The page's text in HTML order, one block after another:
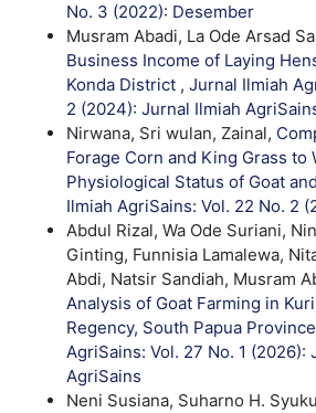
No. 3 (2022): Desember
Musram Abadi, La Ode Arsad
Business Income of Laying
Konda District , Jurnal Ilmiah
2 (2024): Jurnal Ilmiah
Nirwana, Sri wulan, Zainal,
Forage Corn and King Grass to
Physiological Status of Goat
Ilmiah AgriSains: Vol. 22 No. 2
Abdul Rizal, Wa Ode Suriani,
Ginting, Funnisia Lamalewa,
Abdi, Natsir Sandiah, Musram
Analysis of Goat Farming in
Regency, South Papua Province
AgriSains: Vol. 27 No. 1 (2026):
AgriSains
Neni Susiana, Suharno H.